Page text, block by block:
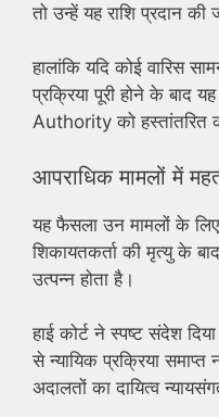
तो उन्हें यह राशि प्रदान की
हालांकि यदि कोई वारिस
प्रक्रिया पूरी होने के बाद
Authority को हस्तांतरित
आपराधिक मामलों में
यह फैसला उन मामलों के लिए
शिकायतकर्ता की मृत्यु के
उत्पन्न होता है।
हाई कोर्ट ने स्पष्ट संदेश
से न्यायिक प्रक्रिया समाप्त
अदालतों का दायित्व